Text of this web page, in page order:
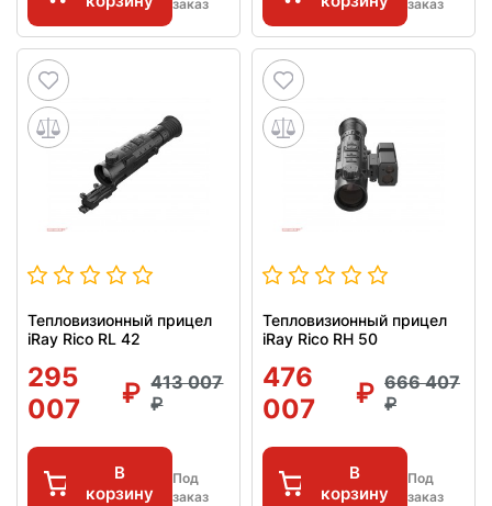
заказ заказ
Тепловизионный прицел
iRay Rico RL 42
295
007
413 007
В
корзину
Под
заказ
Тепловизионный прицел
iRay Rico RH 50
476
007
666 407
В
корзину
Под
заказ